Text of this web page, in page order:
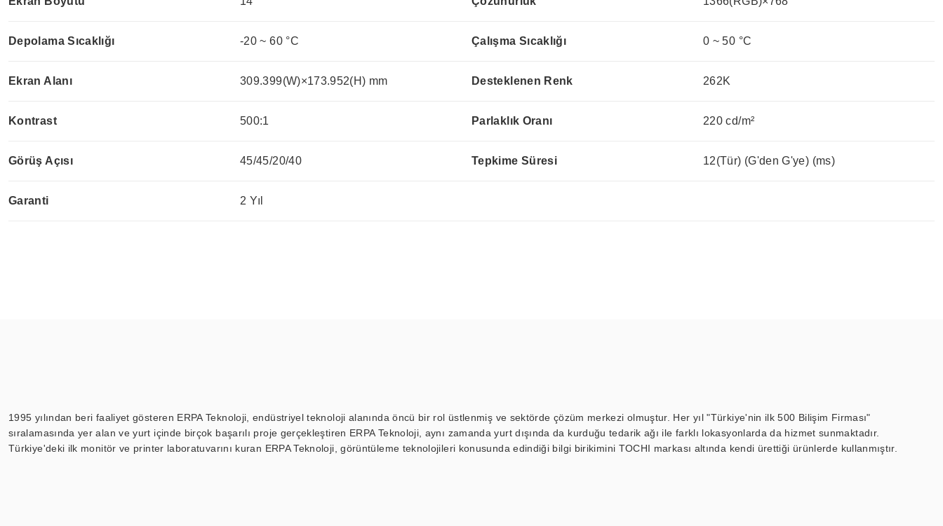
Depolama Sıcaklığı -20 ~ 60 °C Çalışma Sıcaklığı 0 ~ 50 °C
Ekran Alanı 309.399(W)×173.952(H) mm Desteklenen Renk 262K
Kontrast 500:1 Parlaklık Oranı 220 cd/m²
Görüş Açısı 45/45/20/40 Tepkime Süresi 12(Tür) (G'den G'ye) (ms)
Garanti 2 Yıl
1995 yılından beri faaliyet gösteren ERPA Teknoloji, endüstriyel teknoloji alanında öncü bir rol üstlenmiş ve sektörde çözüm merkezi olmuştur. Her yıl "Türkiye'nin ilk 500 Bilişim Firması"
sıralamasında yer alan ve yurt içinde birçok başarılı proje gerçekleştiren ERPA Teknoloji, aynı zamanda yurt dışında da kurduğu tedarik ağı ile farklı lokasyonlarda da hizmet sunmaktadır.
Türkiye'deki ilk monitör ve printer laboratuvarını kuran ERPA Teknoloji, görüntüleme teknolojileri konusunda edindiği bilgi birikimini TOCHI markası altında kendi ürettiği ürünlerde kullanmıştır.